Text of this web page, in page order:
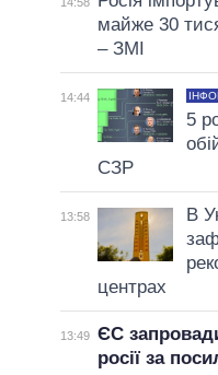
майже 30
– ЗМІ
14:44
5
СЗР
13:58
В
центрах
13:49 ЄС
росії за